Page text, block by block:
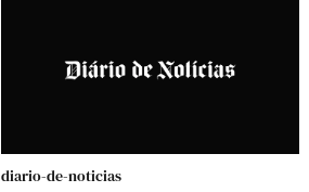
diario-de-noticias